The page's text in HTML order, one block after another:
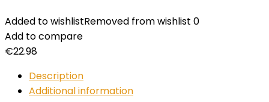
Added to wishlistRemoved from wishlist 0
Add to compare
€22.98
Description
Additional information